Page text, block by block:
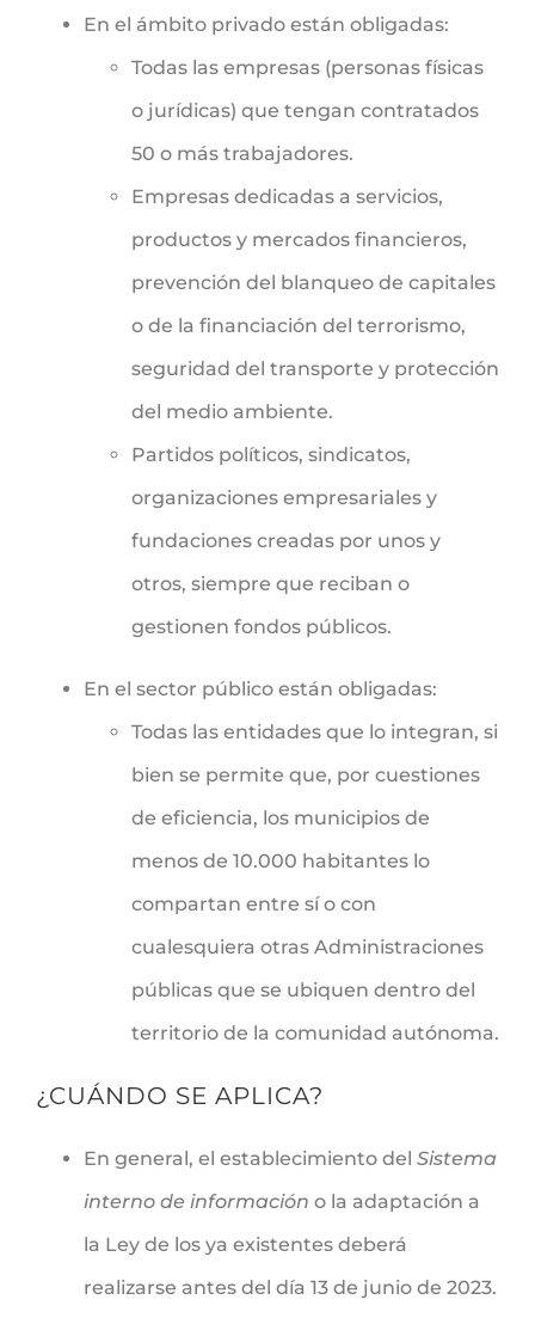
En el ámbito privado están obligadas:
Todas las empresas (personas físicas
o jurídicas) que tengan contratados
50 o más trabajadores.
Empresas dedicadas a servicios,
productos y mercados financieros,
prevención del blanqueo de capitales
o de la financiación del terrorismo,
seguridad del transporte y protección
del medio ambiente.
Partidos políticos, sindicatos,
organizaciones empresariales y
fundaciones creadas por unos y
otros, siempre que reciban o
gestionen fondos públicos.
En el sector público están obligadas:
Todas las entidades que lo integran, si
bien se permite que, por cuestiones
de eficiencia, los municipios de
menos de 10.000 habitantes lo
compartan entre sí o con
cualesquiera otras Administraciones
públicas que se ubiquen dentro del
territorio de la comunidad autónoma.
¿CUÁNDO SE APLICA?
En general, el establecimiento del Sistema
interno de información o la adaptación a
la Ley de los ya existentes deberá
realizarse antes del día 13 de junio de 2023.